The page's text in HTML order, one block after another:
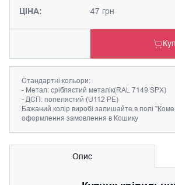
ЦІНА: 47 грн
Cтандартні кольори:
- Метал: сріблястий металік(RAL 7149 SPX)
- ДСП: попелястий (U112 PE)
Бажаний колір виробі залишайте в полі
оформлення замовлення в Кошику
Опис